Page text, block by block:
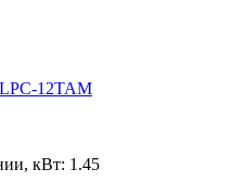
12TAM
кВт: 1.45